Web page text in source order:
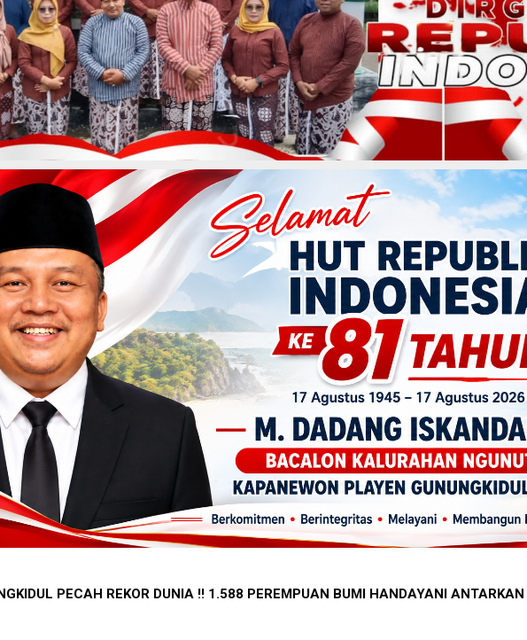
GUNUNGKIDUL PECAH REKOR DUNIA !! 1.588 PEREMPUAN BUMI
PERISTIWA DUKA DI SIDOHARJO TEPUS GUNUNGKIDUL MENJADI PENGINGAT